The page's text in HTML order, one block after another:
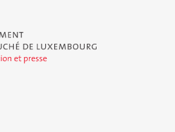
Duché de Luxembourg - Service